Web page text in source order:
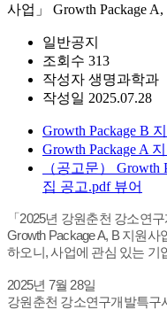
사업」 Growth Package
일반공지
조회수 313
작성자 생명과학과
작성일 2025.07.28
Growth Package B
Growth Package A
（공고문）
집 공고.pdf 뷰어
「2025년 강원춘천 강소연
Growth Package A, B 지원
하오니, 사업에 관심 있는 기
2025년 7월 28일
강원춘천 강소연구개발특구